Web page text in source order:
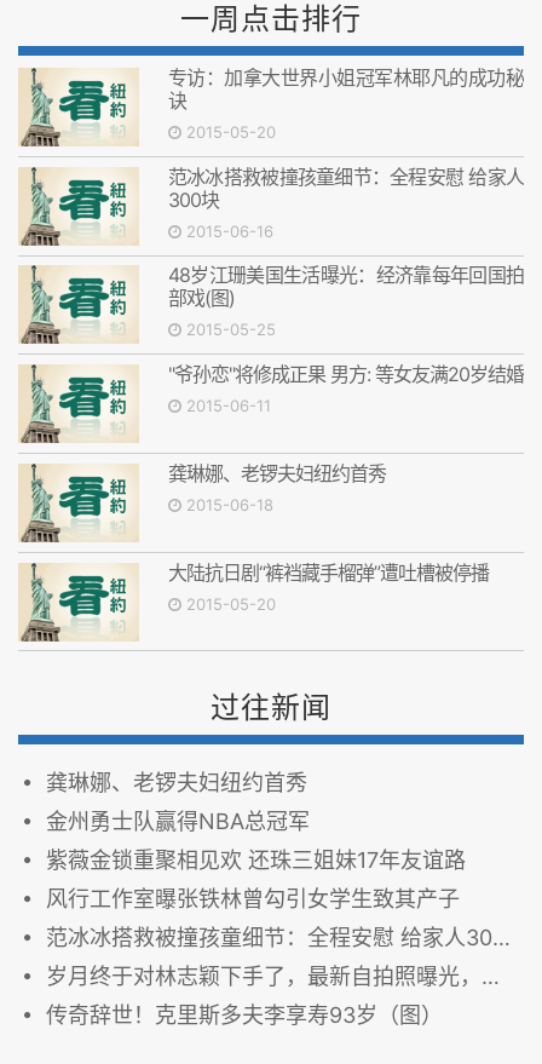
一周点击排行
专访：加拿大世界小姐冠军林耶凡的成功秘
诀
2015-05-20
范冰冰搭救被撞孩童细节：全程安慰 给家人
300块
2015-06-16
48岁江珊美国生活曝光：经济靠每年回国拍
部戏(图)
2015-05-25
"爷孙恋"将修成正果 男方: 等女友满20岁结婚
2015-06-11
龚琳娜、老锣夫妇纽约首秀
2015-06-18
大陆抗日剧“裤裆藏手榴弹”遭吐槽被停播
2015-05-20
过往新闻
龚琳娜、老锣夫妇纽约首秀
金州勇士队赢得NBA总冠军
紫薇金锁重聚相见欢 还珠三姐妹17年友谊路
风行工作室曝张铁林曾勾引女学生致其产子
范冰冰搭救被撞孩童细节：全程安慰 给家人300块
岁月终于对林志颖下手了，最新自拍照曝光，网友纷纷围观调侃
传奇辞世！克里斯多夫李享寿93岁（图）